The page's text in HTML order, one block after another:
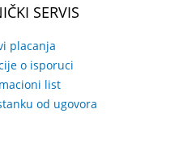
SERVIS
placanja
o isporuci
list
od ugovora